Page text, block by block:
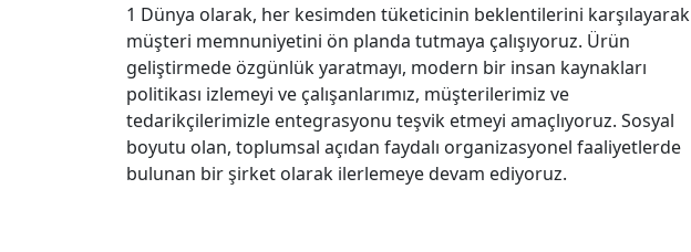
1 Dünya olarak, her kesimden tüketicinin beklentilerini karşılayarak
müşteri memnuniyetini ön planda tutmaya çalışıyoruz. Ürün
geliştirmede özgünlük yaratmayı, modern bir insan kaynakları
politikası izlemeyi ve çalışanlarımız, müşterilerimiz ve
tedarikçilerimizle entegrasyonu teşvik etmeyi amaçlıyoruz. Sosyal
boyutu olan, toplumsal açıdan faydalı organizasyonel faaliyetlerde
bulunan bir şirket olarak ilerlemeye devam ediyoruz.